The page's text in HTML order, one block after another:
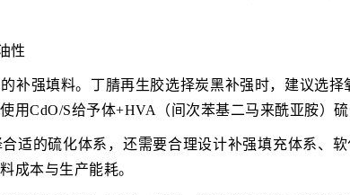
性
补强填料。丁腈再生胶选择炭黑补强时，建议选择
用CdO/S给予体+HVA（间次苯基二马来酰亚胺）硫
适的硫化体系，还需要合理设计补强填充体系、
成本与生产能耗。